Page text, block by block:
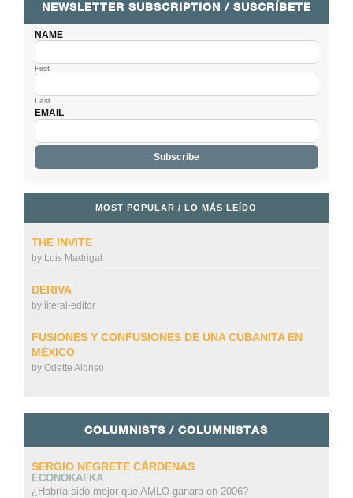
NEWSLETTER SUBSCRIPTION / SUSCRÍBETE
NAME
First
Last
EMAIL
MOST POPULAR / LO MÁS LEÍDO
THE INVITE
by Luis Madrigal
DERIVA
by literal-editor
FUSIONES Y CONFUSIONES DE UNA CUBANITA EN
MÉXICO
by Odette Alonso
COLUMNISTS / COLUMNISTAS
SERGIO NEGRETE CÁRDENAS
ECONOKAFKA
¿Habría sido mejor que AMLO ganara en 2006?